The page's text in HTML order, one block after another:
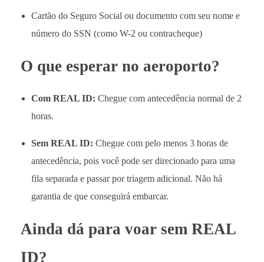
Cartão do Seguro Social ou documento com seu nome e
número do SSN (como W-2 ou contracheque)
O que esperar no aeroporto?
Com REAL ID: Chegue com antecedência normal de 2
horas.
Sem REAL ID: Chegue com pelo menos 3 horas de
antecedência, pois você pode ser direcionado para uma
fila separada e passar por triagem adicional. Não há
garantia de que conseguirá embarcar.
Ainda dá para voar sem REAL
ID?